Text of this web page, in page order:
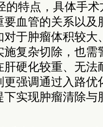
的特点，具体手
血管的关系以及
于肿瘤体积较大
复杂切除，也需
硬化较重、无法
更强调通过入路优
实现肿瘤清除与